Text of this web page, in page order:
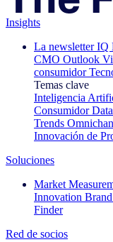
Insights
La newsletter IQ
CMO Outlook
consumidor
Temas clave
Inteligencia
Consumidor
Trends
Innovación de
Soluciones
Market
Innovation
Finder
Red de socios